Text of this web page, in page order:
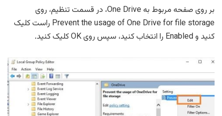
بر روی صفحه مربوط به One Drive، در قسمت تنظیم، روی
Prevent the usage of One Drive for file storage راست کلیک
کنید و Enabled را انتخاب کنید، سپس روی OK کلیک کنید.